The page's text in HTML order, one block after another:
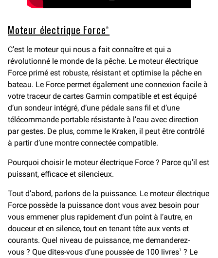
Moteur électrique Force®
C’est le moteur qui nous a fait connaître et qui a
révolutionné le monde de la pêche. Le moteur électrique
Force primé est robuste, résistant et optimise la pêche en
bateau. Le Force permet également une connexion facile à
votre traceur de cartes Garmin compatible et est équipé
d’un sondeur intégré, d’une pédale sans fil et d’une
télécommande portable résistante à l’eau avec direction
par gestes. De plus, comme le Kraken, il peut être contrôlé
à partir d’une montre connectée compatible.
Pourquoi choisir le moteur électrique Force ? Parce qu’il est
puissant, efficace et silencieux.
Tout d’abord, parlons de la puissance. Le moteur électrique
Force possède la puissance dont vous avez besoin pour
vous emmener plus rapidement d’un point à l’autre, en
douceur et en silence, tout en tenant tête aux vents et
courants. Quel niveau de puissance, me demanderez-
vous ? Que dites-vous d’une poussée de 100 livres1 ? Le